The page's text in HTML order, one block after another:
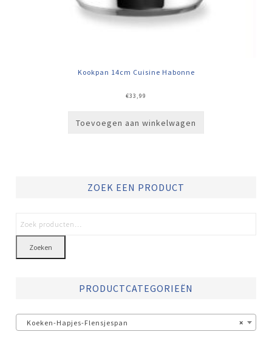
Kookpan 14cm Cuisine Habonne
€33,99
Toevoegen aan winkelwagen
ZOEK EEN PRODUCT
Zoeken
PRODUCTCATEGORIEËN
×
Koeken-Hapjes-Flensjespan